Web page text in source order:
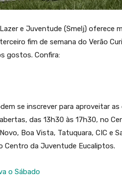
e Juventude (Smelj) oferece
fim de semana do Verão
gostos. Confira:
se inscrever para aproveitar
das 13h30 às 17h30, no
Boa Vista, Tatuquara, CIC e
Centro da Juventude Eucaliptos.
o Sábado